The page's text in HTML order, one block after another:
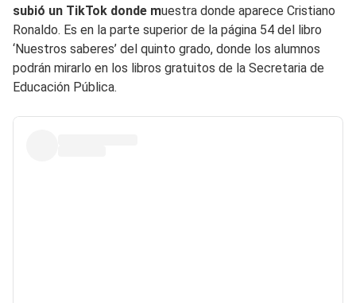
subió un TikTok donde muestra donde aparece Cristiano
Ronaldo. Es en la parte superior de la página 54 del libro
‘Nuestros saberes’ del quinto grado, donde los alumnos
podrán mirarlo en los libros gratuitos de la Secretaria de
Educación Pública.